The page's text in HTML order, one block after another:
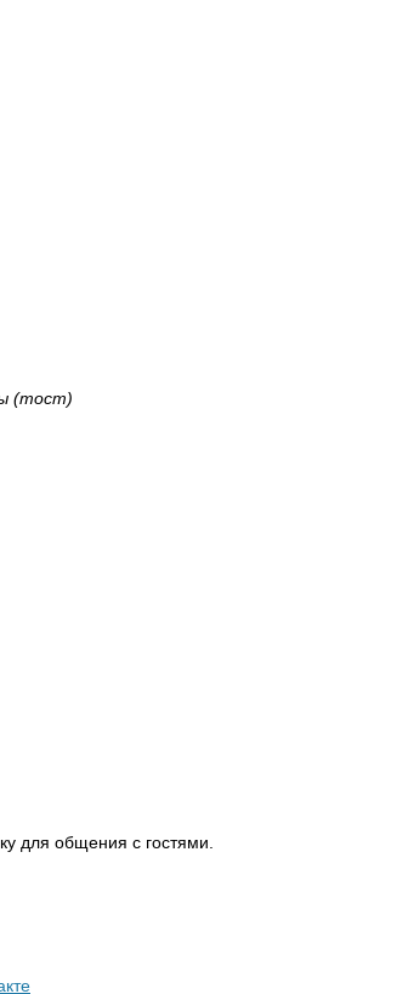
(тост)
для общения с гостями.